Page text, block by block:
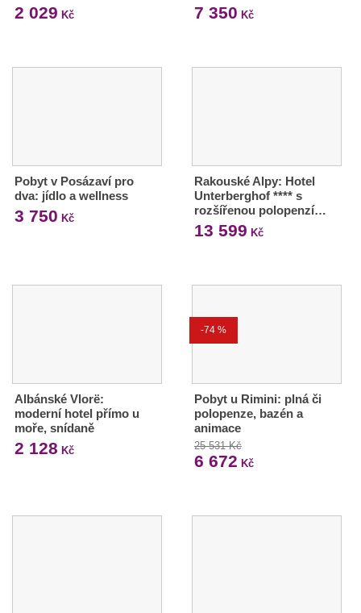
2 029 Kč 7 350 Kč
Pobyt v Posázaví pro
dva: jídlo a wellness
3 750 Kč
Rakouské Alpy: Hotel
Unterberghof **** s
rozšířenou polopenzí…
13 599 Kč
Albánské Vlorë:
moderní hotel přímo u
moře, snídaně
2 128 Kč
-74 %
Pobyt u Rimini: plná či
polopenze, bazén a
animace
25 531 Kč
6 672 Kč